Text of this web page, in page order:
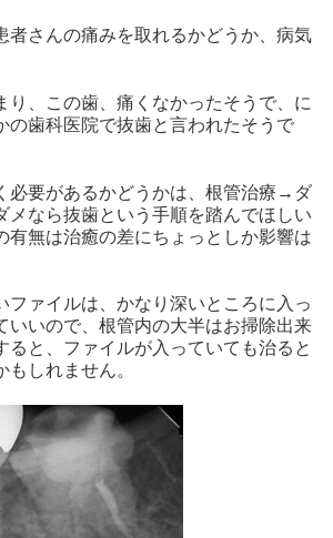
者さんの痛みを取れるかどうか、病気
り、この歯、痛くなかったそうで、に
の歯科医院で抜歯と言われたそうで
必要があるかどうかは、根管治療→ダ
メなら抜歯という手順を踏んでほしい
有無は治癒の差にちょっとしか影響は
ファイルは、かなり深いところに入っ
いいので、根管内の大半はお掃除出来
ると、ファイルが入っていても治ると
しれません。